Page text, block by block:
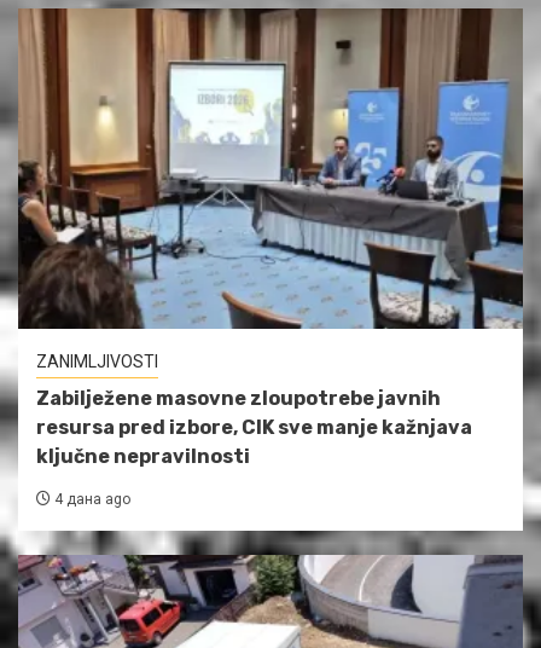
ZANIMLJIVOSTI
Zabilježene masovne zloupotrebe javnih
resursa pred izbore, CIK sve manje kažnjava
ključne nepravilnosti
4 дана ago